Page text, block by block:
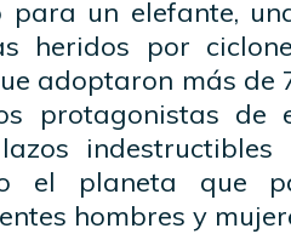
para un elefante,
heridos por
adoptaron más de
protagonistas de
el planeta que
hombres y